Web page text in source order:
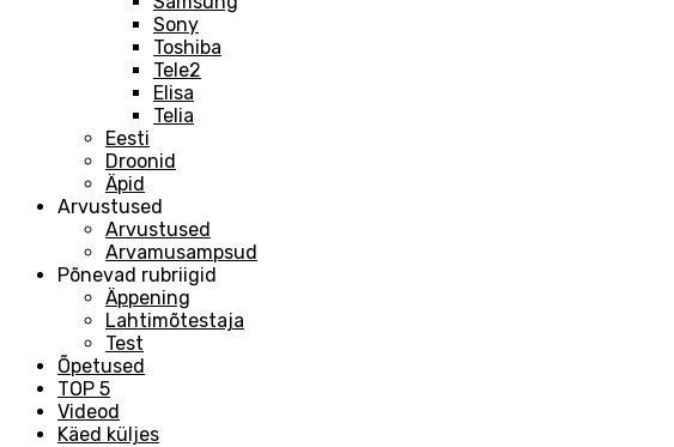
Sony
Toshiba
Tele2
Elisa
Telia
Eesti
Droonid
Äpid
Arvustused
Arvustused
Arvamusampsud
Põnevad rubriigid
Äppening
Lahtimõtestaja
Test
Õpetused
TOP 5
Videod
Käed küljes